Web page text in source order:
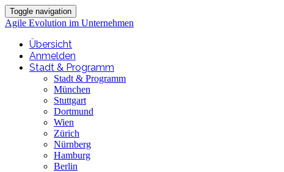
Toggle navigation
Agile Evolution im Unternehmen
Übersicht
Anmelden
Stadt & Programm
Stadt & Programm
München
Stuttgart
Dortmund
Wien
Zürich
Nürnberg
Hamburg
Berlin